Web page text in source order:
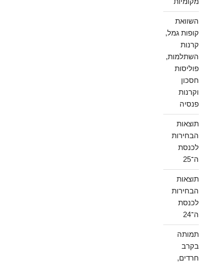
השוואת
קופות גמל,
קרנות
השתלמות,
פוליסות
חסכון
וקרנות
פנסיה
תוצאות
הבחירות
לכנסת
ה־25
תוצאות
הבחירות
לכנסת
ה־24
תמותה
בקרב
חרדים,